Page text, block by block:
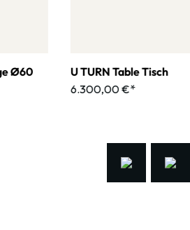
Ø60
U TURN Table Tisch
6.300,00 €*